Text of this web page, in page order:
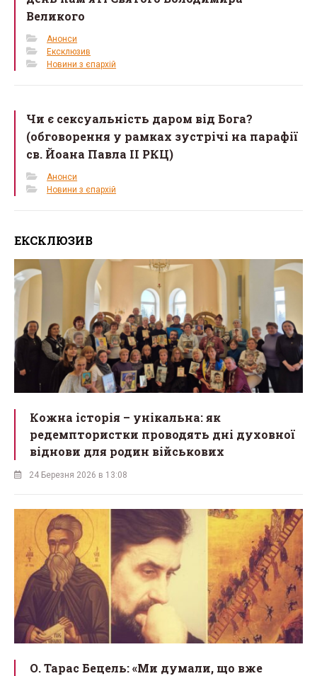
Великого
Анонси
Ексклюзив
Новини з єпархій
Чи є сексуальність даром від Бога?
(обговорення у рамках зустрічі на парафії
св. Йоана Павла II РКЦ)
Анонси
Новини з єпархій
ЕКСКЛЮЗИВ
Кожна історія – унікальна: як
редемптористки проводять дні духовної
віднови для родин військових
24 Березня 2026 в 13:08
О. Тарас Бецель: «Ми думали, що вже